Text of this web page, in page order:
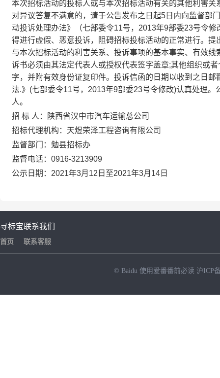
本次招标活动的投标人或与本次招标活动有关的其他利害
对异议答复不满意的，请于公告发布之日起5日内向监督部
动投诉处理办法》（七部委令11号，2013年9部委23号令
得进行虚假、恶意投诉，阻碍招标投标活动的正常进行。
与本次招标活动的利害关系、投诉事项的基本事实、有效
诉书必须由其法定代表人或授权代表签字盖章;其他组织或
字，并附有效身份证复印件。投诉信函的日期以收到之日
法.》(七部委令11号，2013年9部委23号令修改)认真处理
人。
招 标 人：陕西省汉中市汽车运输总公司
招标代理机构：天煜荣泽工程咨询有限公司
监督部门：勉县招标办
监督电话：0916-3213909
公示日期：2021年3月12日至2021年3月14日
寻标宝
首页
联系我们
联系客服
© Baidu 使用爱番番前必读 沪ICP